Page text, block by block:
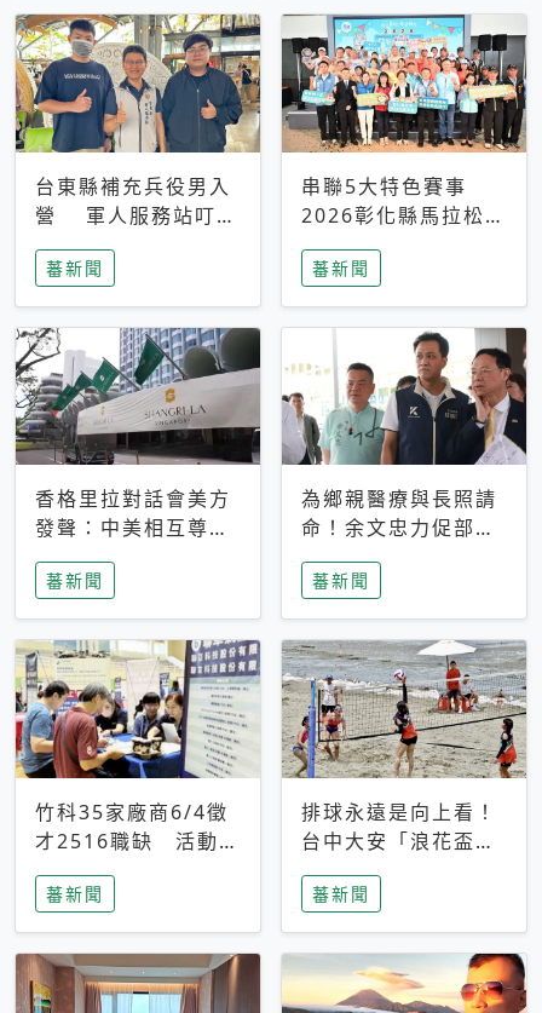
台東縣補充兵役男入
營 軍人服務站叮嚀
及歡送
蕃新聞
串聯5大特色賽事
2026彰化縣馬拉松嘉
年華啟動
蕃新聞
香格里拉對話會美方
發聲：中美相互尊
重、良性溝通事關全
球和平穩定
蕃新聞
為鄉親醫療與長照請
命！余文忠力促部苗
升格「台大苗栗分
院」
蕃新聞
竹科35家廠商6/4徵
才2516職缺 活動當
天完成面試2家廠商
即可參加抽獎
蕃新聞
排球永遠是向上看！
台中大安「浪花盃」
沙排賽今日起跑 烈
日、海風、餐車派對
引爆海線初夏
蕃新聞